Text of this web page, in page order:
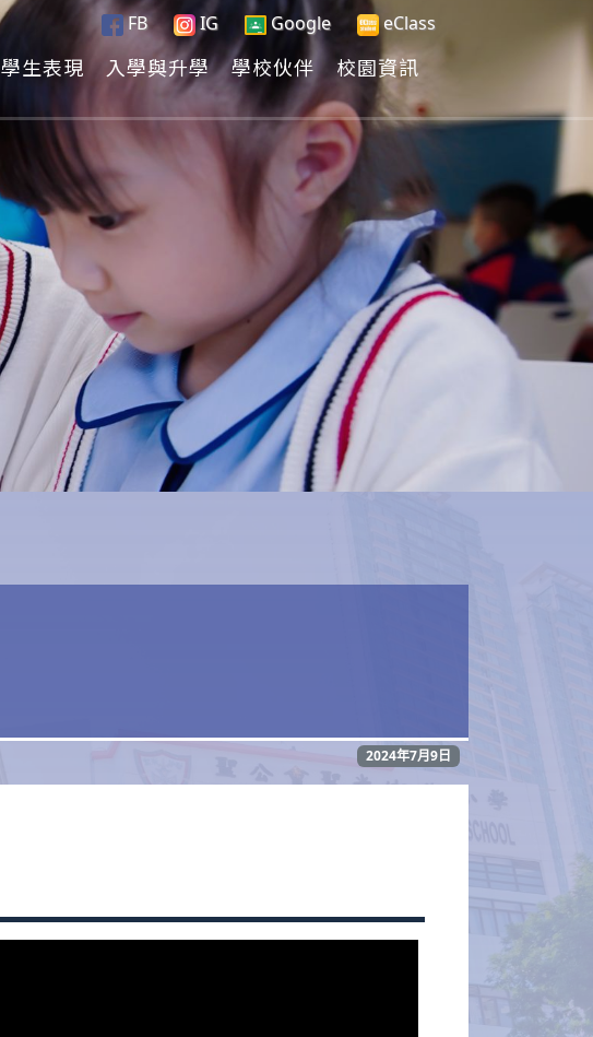
FB IG Google eClass
學生表現 入學與升學 學校伙伴 校園資訊
2024年7月9日